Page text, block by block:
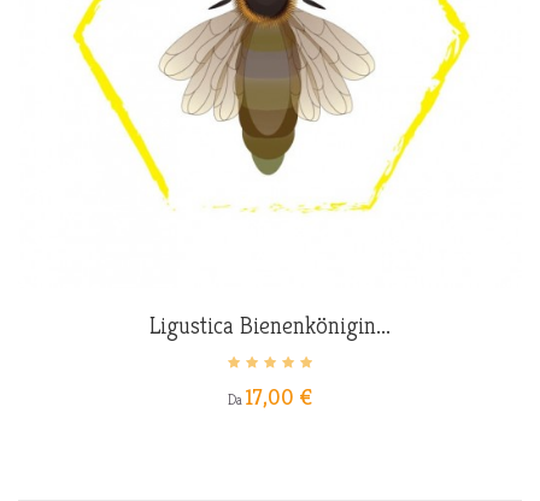
Ligustica Bienenkönigin...
Da Preis
17,00 €